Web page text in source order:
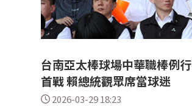
台南亞太棒球場中華職棒例
首戰 賴總統觀眾席當球迷
2026-03-29 18:23